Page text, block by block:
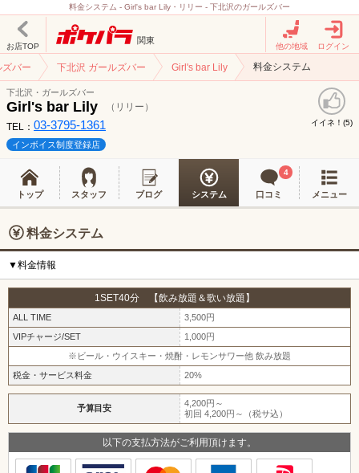
料金システム - Girl's bar Lily・リリー - 下北沢のガールズバー
お店TOP
関東
他の地域 ログイン
バー 下北沢 ガールズバー Girl's bar Lily 料金システム
下北沢・ガールズバー
Girl's bar Lily
（リリー）
TEL： 03-3795-1361 イイネ！(5)
インボイス制度登録店
トップ スタッフ ブログ システム 口コミ
4
メニュー
料金システム
▼料金情報
1SET40分 【飲み放題＆歌い放題】
ALL TIME
3,500円
VIPチャージ/SET
1,000円
※ビール・ウイスキー・焼酎・レモンサワー他 飲み放題
税金・サービス料金
20%
予算目安
4,200円～
初回 4,200円～（税サ込）
以下の支払方法がご利用頂けます。